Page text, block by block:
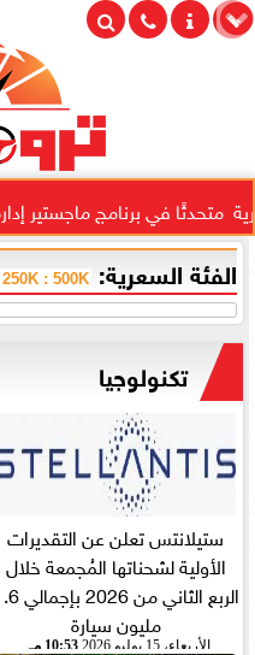
في برنامج ماجستير إدارة
الفئة السعرية:
تكنولوجيا
ستيلانتس تعلن عن التقديرات
الأولية لشحناتها المُجمعة خلال
الربع الثاني من
مليون سيارة
الأربعاء، 15 يوليو 2026 10:53 مـ